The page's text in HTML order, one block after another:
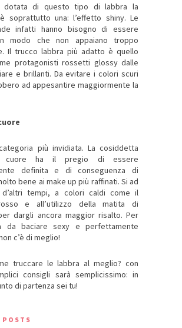
di questo tipo di labbra la
soprattutto una: l’effetto shiny. Le
infatti hanno bisogno di essere
modo che non appaiano troppo
Il trucco labbra più adatto è quello
protagonisti rossetti glossy dalle
e brillanti. Da evitare i colori scuri
ad appesantire maggiormente la
più invidiata. La cosiddetta
cuore ha il pregio di essere
definita e di conseguenza di
bene ai make up più raffinati. Si ad
d’altri tempi, a colori caldi come il
e all’utilizzo della matita di
dargli ancora maggior risalto. Per
da baciare sexy e perfettamente
c’è di meglio!
truccare le labbra al meglio? con
consigli sarà semplicissimo: in
di partenza sei tu!
POSTS